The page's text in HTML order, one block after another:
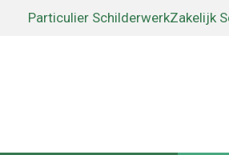
Particulier SchilderwerkZakelijk